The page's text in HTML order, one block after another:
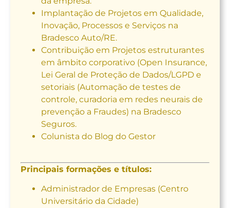
Implantação de Projetos em Qualidade,
Inovação, Processos e Serviços na
Bradesco Auto/RE.
Contribuição em Projetos estruturantes
em âmbito corporativo (Open Insurance,
Lei Geral de Proteção de Dados/LGPD e
setoriais (Automação de testes de
controle, curadoria em redes neurais de
prevenção a Fraudes) na Bradesco
Seguros.
Colunista do Blog do Gestor
Principais formações e títulos:
Administrador de Empresas (Centro
Universitário da Cidade)